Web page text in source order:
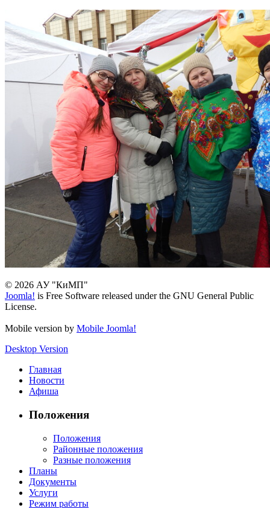
© 2026 АУ "КиМП"
Joomla! is Free Software released under the GNU General Public
License.
Mobile version by Mobile Joomla!
Desktop Version
Главная
Новости
Афиша
Положения
Положения
Районные положения
Разные положения
Планы
Документы
Услуги
Режим работы